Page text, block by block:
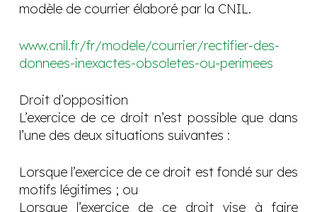
modèle de courrier élaboré par la CNIL.
www.cnil.fr/fr/modele/courrier/rectifier-des-
donnees-inexactes-obsoletes-ou-perimees
Droit d’opposition
L’exercice de ce droit n’est possible que dans
l’une des deux situations suivantes :
Lorsque l’exercice de ce droit est fondé sur des
motifs légitimes ; ou
Lorsque l’exercice de ce droit vise à faire